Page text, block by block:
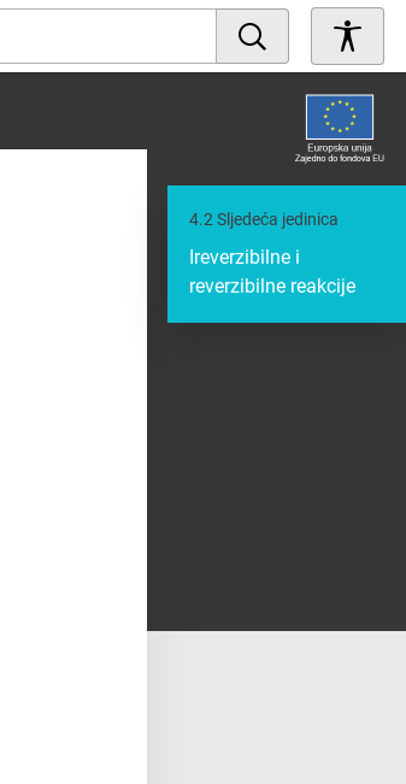
4.2 Sljedeća jedinica
Ireverzibilne i
reverzibilne reakcije